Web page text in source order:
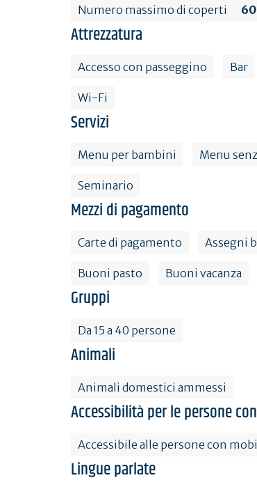
Numero massimo di coperti 60
Attrezzatura
Accesso con passeggino Bar
Wi-Fi
Servizi
Menu per bambini Menu
Seminario
Mezzi di pagamento
Carte di pagamento Assegni
Buoni pasto Buoni vacanza
Gruppi
Da 15 a 40 persone
Animali
Animali domestici ammessi
Accessibilità per le persone
Accessibile alle persone con
Lingue parlate